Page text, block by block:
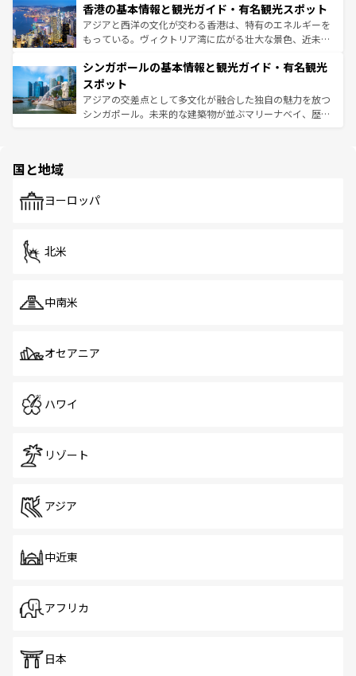
とつ。フォーやバインミー、ベトナムコーヒーなどは、ぜ
ひ現地で味わいたい。どの地域を訪れてもあたたかい人々
が旅行者を迎えてくれるので、きっと忘れられない旅にな
参照してほしい。
の活気が交差している。北部ではチェンマイなどの山岳地
帯で自然と触れ合い、南部ではプーケットやクラビの美し
いビーチでリゾート気分を楽しむことができる。タイ料理
激する。気候は一年中温暖で、どの季節にも異なる楽しみ
が待っている。親しみやすいタイの人々、仏教を中心とし
た文化、そして多様な観光資源が、訪れる旅人を魅了し続
ける。 なお、新着のタイ情報はコンテンツ一覧を参照して
香港の基本情報と観光ガイド・有名観光スポット
アジアと西洋の文化が交わる香港は、特有のエネルギーを
もっている。ヴィクトリア湾に広がる壮大な景色、近未来
み、どこを訪れても感動するはず。観光スポットが密集し
ており、効率よく見どころを回れるのも魅力。息をのむよ
うな絶景から文化的な体験まで、香港を存分に楽しみ尽く
そう。 なお、新着の香港情報はコンテンツ一覧を参照して
シンガポールの基本情報と観光ガイド・有名観光
スポット
アジアの交差点として多文化が融合した独自の魅力を放つ
シンガポール。未来的な建築物が並ぶマリーナベイ、歴史
で、ホーカーズは地元の風情を楽しめる外せないスポット
国と地域
ヨーロッパ
北米
中南米
オセアニア
ハワイ
リゾート
アジア
中近東
アフリカ
日本